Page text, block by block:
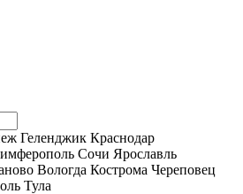
Геленджик Краснодар
Сочи Ярославль
Вологда Кострома Череповец
Тула